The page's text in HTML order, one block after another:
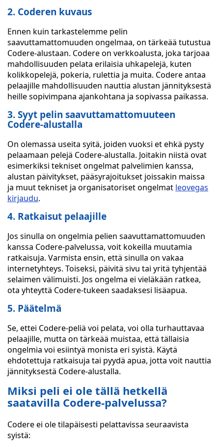
2. Coderen kuvaus
Ennen kuin tarkastelemme pelin
saavuttamattomuuden ongelmaa, on tärkeää tutustua
Codere-alustaan. Codere on verkkoalusta, joka tarjoaa
mahdollisuuden pelata erilaisia uhkapelejä, kuten
kolikkopelejä, pokeria, rulettia ja muita. Codere antaa
pelaajille mahdollisuuden nauttia alustan jännityksestä
heille sopivimpana ajankohtana ja sopivassa paikassa.
3. Syyt pelin saavuttamattomuuteen
Codere-alustalla
On olemassa useita syitä, joiden vuoksi et ehkä pysty
pelaamaan pelejä Codere-alustalla. Joitakin niistä ovat
esimerkiksi tekniset ongelmat palvelimien kanssa,
alustan päivitykset, pääsyrajoitukset joissakin maissa
ja muut tekniset ja organisatoriset ongelmat leovegas
kirjaudu.
4. Ratkaisut pelaajille
Jos sinulla on ongelmia pelien saavuttamattomuuden
kanssa Codere-palvelussa, voit kokeilla muutamia
ratkaisuja. Varmista ensin, että sinulla on vakaa
internetyhteys. Toiseksi, päivitä sivu tai yritä tyhjentää
selaimen välimuisti. Jos ongelma ei vieläkään ratkea,
ota yhteyttä Codere-tukeen saadaksesi lisäapua.
5. Päätelmä
Se, ettei Codere-peliä voi pelata, voi olla turhauttavaa
pelaajille, mutta on tärkeää muistaa, että tällaisia
ongelmia voi esiintyä monista eri syistä. Käytä
ehdotettuja ratkaisuja tai pyydä apua, jotta voit nauttia
jännityksestä Codere-alustalla.
Miksi peli ei ole tällä hetkellä
saatavilla Codere-palvelussa?
Codere ei ole tilapäisesti pelattavissa seuraavista
syistä: